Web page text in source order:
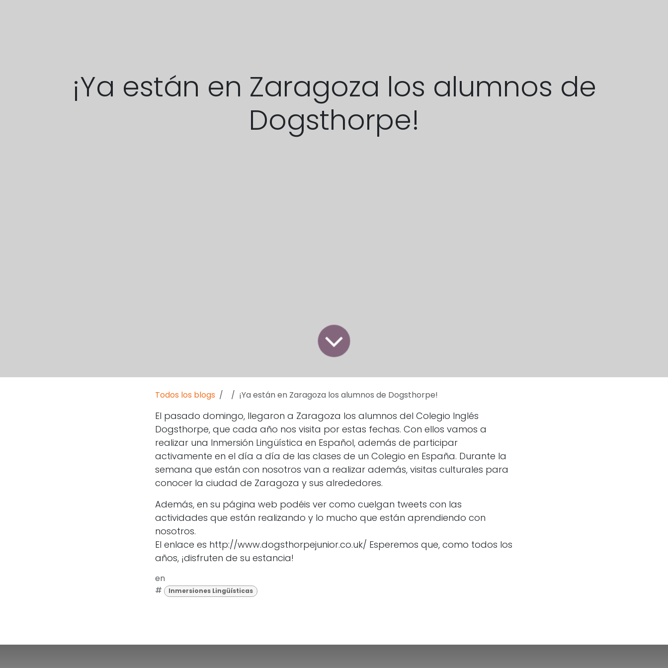
¡Ya están en Zaragoza los alumnos de
Dogsthorpe!
Todos los blogs ¡Ya están en Zaragoza los alumnos de Dogsthorpe!
El pasado domingo, llegaron a Zaragoza los alumnos del Colegio Inglés
Dogsthorpe, que cada año nos visita por estas fechas. Con ellos vamos a
realizar una Inmersión Lingüística en Español, además de participar
activamente en el día a día de las clases de un Colegio en España. Durante la
semana que están con nosotros van a realizar además, visitas culturales para
conocer la ciudad de Zaragoza y sus alrededores.
Además, en su página web podéis ver como cuelgan tweets con las
actividades que están realizando y lo mucho que están aprendiendo con
nosotros.
El enlace es http://www.dogsthorpejunior.co.uk/ Esperemos que, como todos los
años, ¡disfruten de su estancia!
en
#
Inmersiones Lingüísticas